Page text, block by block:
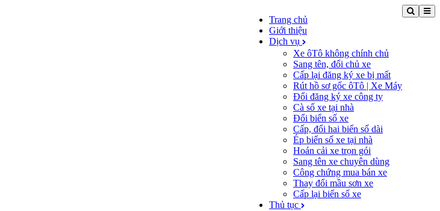
Trang chủ
Giới thiệu
Dịch vụ
Xe ôTô không chính chủ
Sang tên, đổi chủ xe
Cấp lại đăng ký xe bị mất
Rút hồ sơ gốc ôTô | Xe Máy
Đổi đăng ký xe công ty
Cà số xe tại nhà
Đổi biển số xe
Cấp, đổi hai biển số dài
Ép biển số xe tại nhà
Hoán cải xe trọn gói
Sang tên xe chuyên dùng
Công chứng mua bán xe
Thay đổi mầu sơn xe
Cấp lại biển số xe
Thủ tục